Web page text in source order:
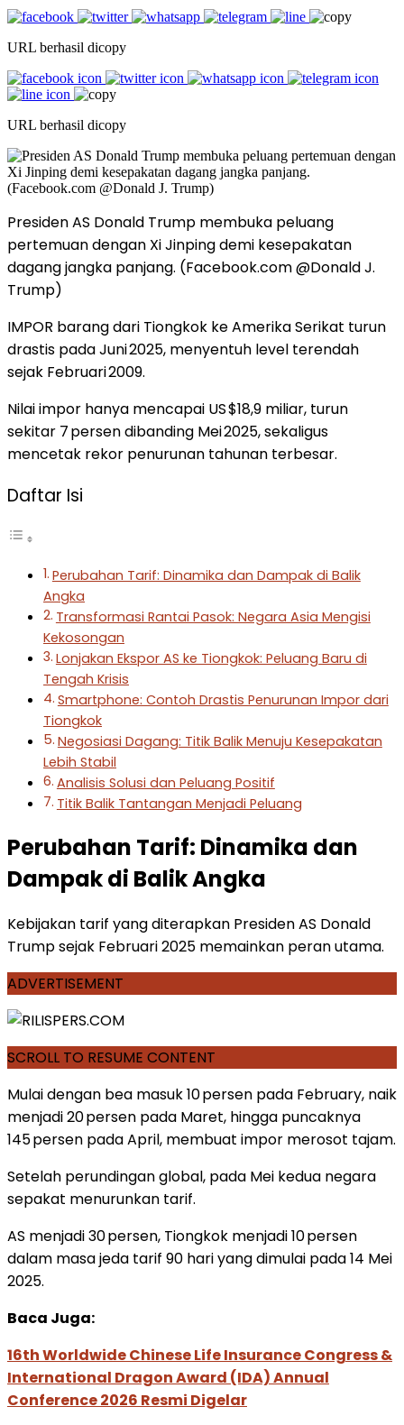
URL berhasil dicopy
URL berhasil dicopy
Presiden AS Donald Trump membuka peluang
pertemuan dengan Xi Jinping demi kesepakatan
dagang jangka panjang. (Facebook.com @Donald J.
Trump)
IMPOR barang dari Tiongkok ke Amerika Serikat turun
drastis pada Juni 2025, menyentuh level terendah
sejak Februari 2009.
Nilai impor hanya mencapai US $18,9 miliar, turun
sekitar 7 persen dibanding Mei 2025, sekaligus
mencetak rekor penurunan tahunan terbesar.
Daftar Isi
Perubahan Tarif: Dinamika dan Dampak di Balik
Angka
Transformasi Rantai Pasok: Negara Asia Mengisi
Kekosongan
Lonjakan Ekspor AS ke Tiongkok: Peluang Baru di
Tengah Krisis
Smartphone: Contoh Drastis Penurunan Impor dari
Tiongkok
Negosiasi Dagang: Titik Balik Menuju Kesepakatan
Lebih Stabil
Analisis Solusi dan Peluang Positif
Titik Balik Tantangan Menjadi Peluang
Perubahan Tarif: Dinamika dan
Dampak di Balik Angka
Kebijakan tarif yang diterapkan Presiden AS Donald
Trump sejak Februari 2025 memainkan peran utama.
ADVERTISEMENT
SCROLL TO RESUME CONTENT
Mulai dengan bea masuk 10 persen pada February, naik
menjadi 20 persen pada Maret, hingga puncaknya
145 persen pada April, membuat impor merosot tajam.
Setelah perundingan global, pada Mei kedua negara
sepakat menurunkan tarif.
AS menjadi 30 persen, Tiongkok menjadi 10 persen
dalam masa jeda tarif 90 hari yang dimulai pada 14 Mei
2025.
Baca Juga:
16th Worldwide Chinese Life Insurance Congress &
International Dragon Award (IDA) Annual
Conference 2026 Resmi Digelar